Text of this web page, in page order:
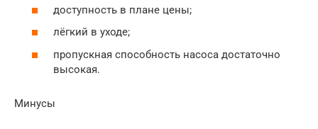
доступность в плане цены;
лёгкий в уходе;
пропускная способность насоса достаточно
высокая.
Минусы